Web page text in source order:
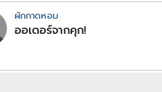
ผักกาดหอม
ออเดอร์จากคุก!